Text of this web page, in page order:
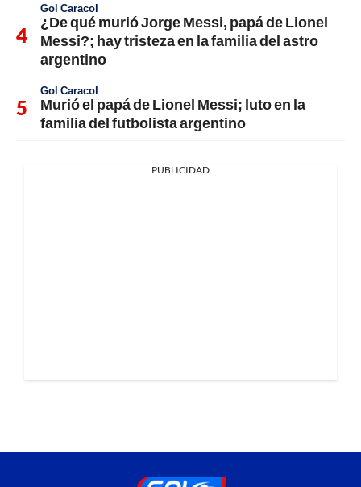
Gol Caracol
¿De qué murió Jorge Messi, papá de Lionel
Messi?; hay tristeza en la familia del astro
argentino
Gol Caracol
Murió el papá de Lionel Messi; luto en la
familia del futbolista argentino
PUBLICIDAD